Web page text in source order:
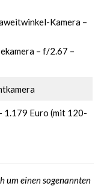
Kamera –
– f/2.67 –
1.179 Euro (mit 120-
um einen sogenannten